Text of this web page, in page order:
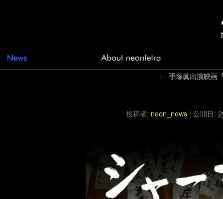
← 手塚眞出演映画
投稿者: neon_news | 公開日: